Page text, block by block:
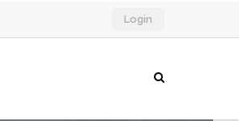
Login